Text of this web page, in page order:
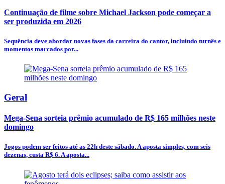
Continuação de filme sobre Michael Jackson pode começar a
ser produzida em 2026
Sequência deve abordar novas fases da carreira do cantor, incluindo turnês e
momentos marcados por...
Geral
Mega-Sena sorteia prêmio acumulado de R$ 165 milhões neste
domingo
Jogos podem ser feitos até as 22h deste sábado. A aposta simples, com seis
dezenas, custa R$ 6. A aposta...